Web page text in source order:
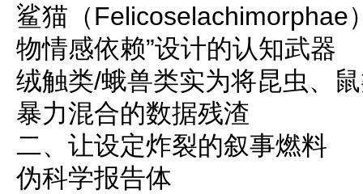
鲨猫（Felicoselachimorphae
物情感依赖”设计的认知武器
绒触类/蛾兽类实为将昆虫、
暴力混合的数据残渣
二、让设定炸裂的叙事燃料
伪科学报告体